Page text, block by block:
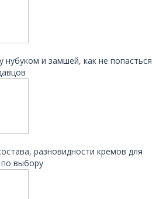
и замшей, как не попасться
разновидности кремов для
выбору